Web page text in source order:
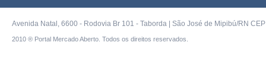
Avenida Natal, 6600 - Rodovia Br 101 - Taborda | São José de Mipibú/RN
2010 ® Portal Mercado Aberto. Todos os direitos reservados.